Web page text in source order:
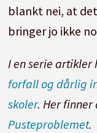
blankt nei, at
bringer jo ikke
I en serie artikler
forfall og dårlig
skoler. Her finner
Pusteproblemet.